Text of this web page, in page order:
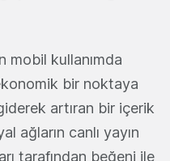
mobil kullanımda
bir noktaya
artıran bir içerik
ağların canlı yayın
tarafından beğeni ile